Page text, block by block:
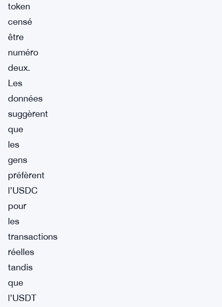
token
censé
être
numéro
deux.
Les
données
suggèrent
que
les
gens
préfèrent
l’USDC
pour
les
transactions
réelles
tandis
que
l’USDT